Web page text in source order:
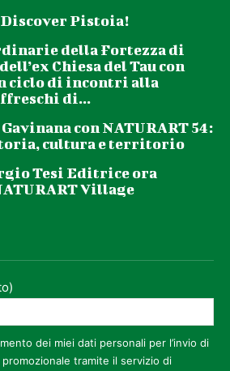
Pistoia!
della Fortezza di
Chiesa del Tau con
ciclo di incontri alla
di...
con NATURART 54:
cultura e territorio
Tesi Editrice ora
Village
dei miei dati personali per l’invio di
tramite il servizio di